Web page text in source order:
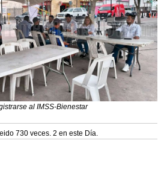
al IMSS-Bienestar
730 veces. 2 en este Día.